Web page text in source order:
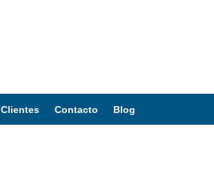
Clientes Contacto Blog